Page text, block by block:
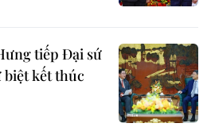
tiếp Đại sứ
biệt kết thúc